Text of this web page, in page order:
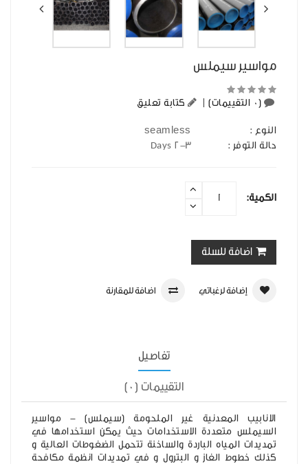
مواسير سيملس
(0 التقييمات) كتابة تعليق
النوع :
حالة التوفر :
الكمية:
اضافة للسلة
إضافة لرغباتي اضافة للمقارنة
تفاصيل
التقييمات (0)
الانابيب المعدنية غير الملحومة (سيملس) - مواسير
السيملس متعددة الاستخدامات حيث يمكن استخدامها في
تمديدات المياه الباردة والساخنة تتحمل الضغوطات العالية و
كذلك خطوط الغاز و البترول و في تمديدات انظمة مكافحة